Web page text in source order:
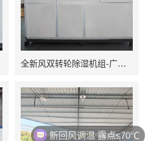
全新风双转轮除湿机组-广东广州
新回风调温 露点≤70℃